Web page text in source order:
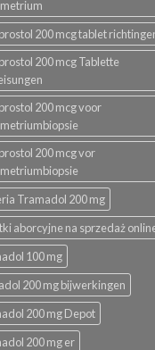
200 mcg tablet
200 mcg Tablette
200 mcg voor
200 mcg vor
Tramadol 200 mg
aborcyjne na sprzedaż
100 mg
200 mg bijwerkingen
200 mg Depot
200 mg er